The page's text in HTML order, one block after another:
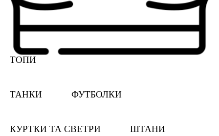
ТОПИ
ТАНКИ ФУТБОЛКИ
КУРТКИ ТА СВЕТРИ ШТАНИ